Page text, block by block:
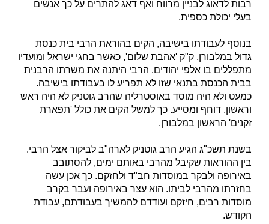
רבות לדאוג לבניין מרווח ואף דאג להתרים על כך אנשים
בעלי יכולת כספית.
בנוסף לעבודתו בישיבה, הקים בהוראת הרבי בית כנסת
גדול במלבורן, ק"ק 'אהבת שלום', כאשר בחגי ישראל ומועדיו
מתפללים בו אלפי יהודים. הרבי היתנה את משרתו הרבנית
בבית הכנסת בתנאי שזו לא תפריע לו בעבודתו בישיבה.
כמעט ולא היה מוסד באוסטרליה שהרב גוטניק לא היה ראש
וראשון, דוחף ומסייע. כך למשל הקים את כולל 'תפארת
זקנים' הראשון במלבורן.
בשנת תשכ"ג הגיע הרב גוטניק לארה"ב לביקור אצל הרבי.
בין ההוראות שקיבל מהרבי באותם ימים, להסתובב
באירופה ולבקר במוסדות חב"ד ולחזקם. כך אכן עשה
בחזרתו מהרבי לביתו. הוא עצר באירופה ועבר בקרב
מוסדות רבים, חיזקם ועודדם להמשיך בעבודתם, עבודת
הקודש.